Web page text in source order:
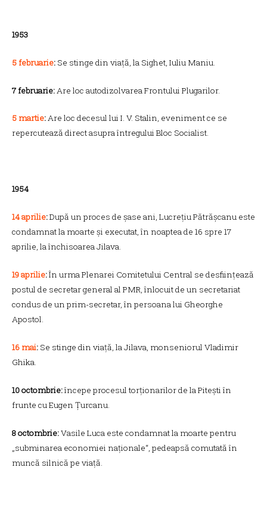
1953
5 februarie: Se stinge din viață, la Sighet, Iuliu Maniu.
7 februarie:Are loc autodizolvarea Frontului Plugarilor.
5 martie:Are loc decesul lui I. V. Stalin, eveniment ce se
repercutează direct asupra întregului Bloc Socialist.
1954
14 aprilie:După un proces de șase ani, Lucrețiu Pătrășcanu este
condamnat la moarte și executat, în noaptea de 16 spre 17
aprilie, la închisoarea Jilava.
19 aprilie:În urma Plenarei Comitetului Central se desființează
postul de secretar general al PMR, înlocuit de un secretariat
condus de un prim-secretar, în persoana lui Gheorghe
Apostol.
16 mai: Se stinge din viață, la Jilava, monseniorul Vladimir
Ghika.
10 octombrie:începe procesul torționarilor de la Pitești în
frunte cu Eugen Țurcanu.
8 octombrie:Vasile Luca este condamnat la moarte pentru
„subminarea economiei naționale“, pedeapsă comutată în
muncă silnică pe viață.